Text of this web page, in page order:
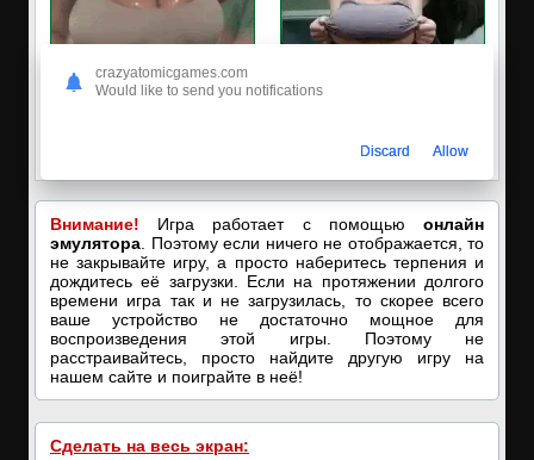
ДЫРОЧКИ!🔥
Внимание! Игра работает с помощью онлайн
эмулятора . Поэтому если ничего не отображается, то
не закрывайте игру, а просто наберитесь терпения и
дождитесь её загрузки. Если на протяжении долгого
времени игра так и не загрузилась, то скорее всего
ваше устройство не достаточно мощное для
воспроизведения этой игры. Поэтому не
расстраивайтесь, просто найдите другую игру на
нашем сайте и поиграйте в неё!
Сделать на весь экран:
crazyatomicgames.com
Would like to send you notifications
Discard Allow